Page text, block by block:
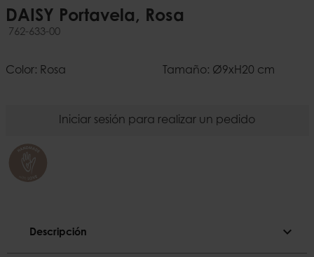
DAISY Portavela, Rosa
762-633-00
Color: Rosa Tamaño: Ø9xH20 cm
Iniciar sesión para realizar un pedido
Descripción expand_more